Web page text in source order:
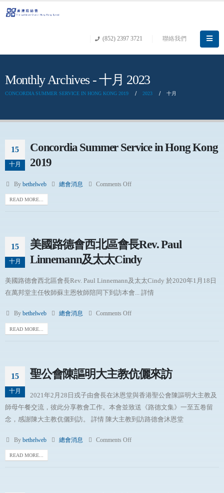
(852) 2397 3721 聯絡我們
Monthly Archives - 十月 2023
CONCORDIA SUMMER SERVICE IN HONG KONG 2019 2023 十月
15
十月
Concordia Summer Service in Hong Kong
2019
By bethelweb 總會消息 Comments Off
READ MORE...
15
十月
美國路德會西北區會長Rev. Paul
Linnemann及太太Cindy
美國路德會西北區會長Rev. Paul Linnemann及太太Cindy 於2020年1月18日
在萬邦堂主任牧師蘇主恩牧師陪同下到訪本會... 詳情
By bethelweb 總會消息 Comments Off
READ MORE...
15
十月
聖公會陳謳明大主教伉儷來訪
2021年2月28日戎子由會長在沐恩堂與香港聖公會陳謳明大主教及
師母午餐交流，彼此分享教會工作。本會並致送《路德文集》一至五卷留
念，感謝陳大主教伉儷到訪。 詳情 陳大主教到訪路德會沐恩堂
By bethelweb 總會消息 Comments Off
READ MORE...